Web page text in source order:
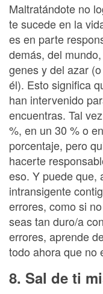
Maltratándote no
te sucede en la
es en parte
demás, del
genes y del azar
él). Esto significa
han intervenido
encuentras. Tal
%, en un 30 % o
porcentaje, pero
hacerte
eso. Y puede que,
intransigente
errores, como si
seas tan duro/a
errores, aprende
todo ahora que no
8. Sal de ti